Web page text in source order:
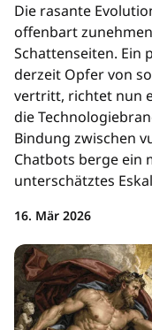
Die rasante
offenbart
Schattenseiten. Ein
derzeit Opfer von
vertritt, richtet nun
die
Bindung zwischen
Chatbots berge ein
unterschätztes
16. Mär 2026